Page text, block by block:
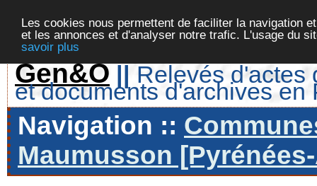
Les cookies nous permettent de faciliter la navigation
et les annonces et d'analyser notre trafic. L'usage du
savoir plus
Gen&O || Relevés d'actes
et documents d'archives en
Navigation ::
Maumusson